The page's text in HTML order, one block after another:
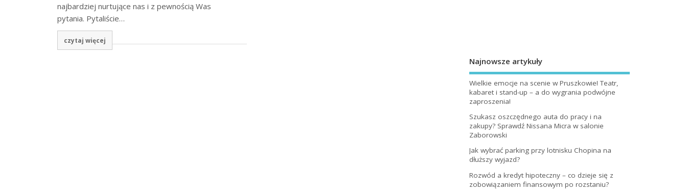
najbardziej nurtujące nas i z pewnością Was
pytania. Pytaliście…
czytaj więcej
Najnowsze artykuły
Wielkie emocje na scenie w Pruszkowie! Teatr,
kabaret i stand-up – a do wygrania podwójne
zaproszenia!
Szukasz oszczędnego auta do pracy i na
zakupy? Sprawdź Nissana Micra w salonie
Zaborowski
Jak wybrać parking przy lotnisku Chopina na
dłuższy wyjazd?
Rozwód a kredyt hipoteczny – co dzieje się z
zobowiązaniem finansowym po rozstaniu?